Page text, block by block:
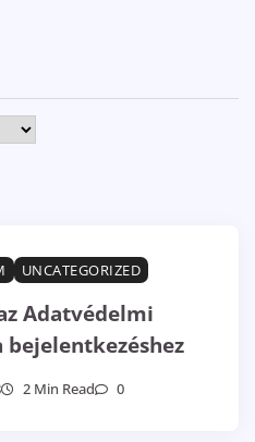
UNCATEGORIZED
Adatvédelmi
2 Min Read 0